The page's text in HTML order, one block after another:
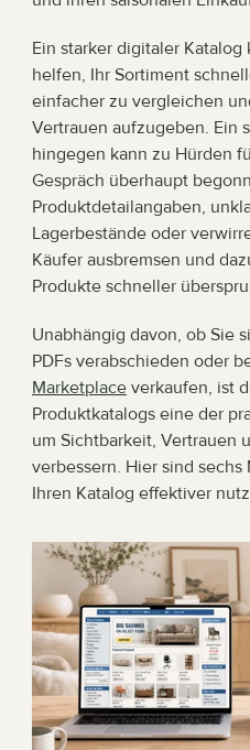
Ein starker digitaler
helfen, Ihr Sortiment
einfacher zu vergleichen
Vertrauen aufzugeben. Ein
hingegen kann zu Hürden
Gespräch überhaupt
Produktdetailangaben,
Lagerbestände oder
Käufer ausbremsen und
Produkte schneller
Unabhängig davon, ob Sie
PDFs verabschieden oder
Marketplace verkaufen, ist
Produktkatalogs eine der
um Sichtbarkeit, Vertrauen
verbessern. Hier sind
Ihren Katalog effektiver